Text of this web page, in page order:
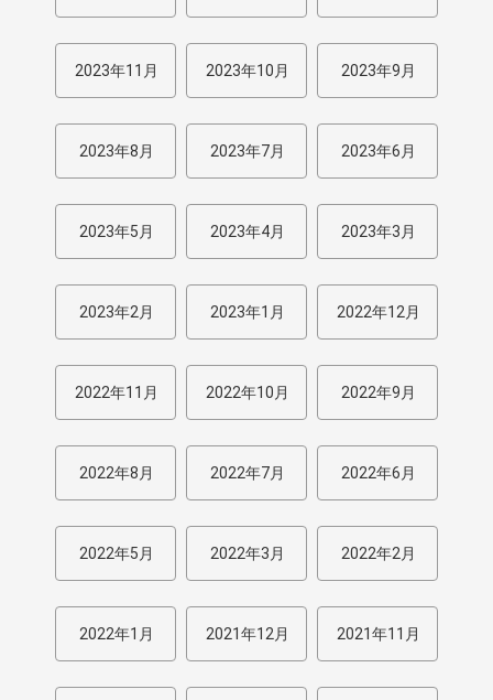
2023年11月 2023年10月 2023年9月
2023年8月 2023年7月 2023年6月
2023年5月 2023年4月 2023年3月
2023年2月 2023年1月 2022年12月
2022年11月 2022年10月 2022年9月
2022年8月 2022年7月 2022年6月
2022年5月 2022年3月 2022年2月
2022年1月 2021年12月 2021年11月